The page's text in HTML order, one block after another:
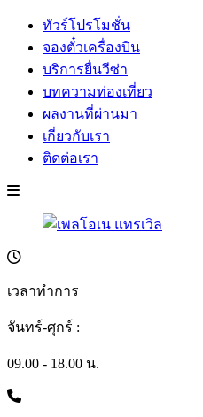
ทัวร์โปรโมชั่น
จองตั๋วเครื่องบิน
บริการยื่นวีซ่า
บทความท่องเที่ยว
ผลงานที่ผ่านมา
เกี่ยวกับเรา
ติดต่อเรา
เวลาทำการ
จันทร์-ศุกร์ :
09.00 - 18.00 น.